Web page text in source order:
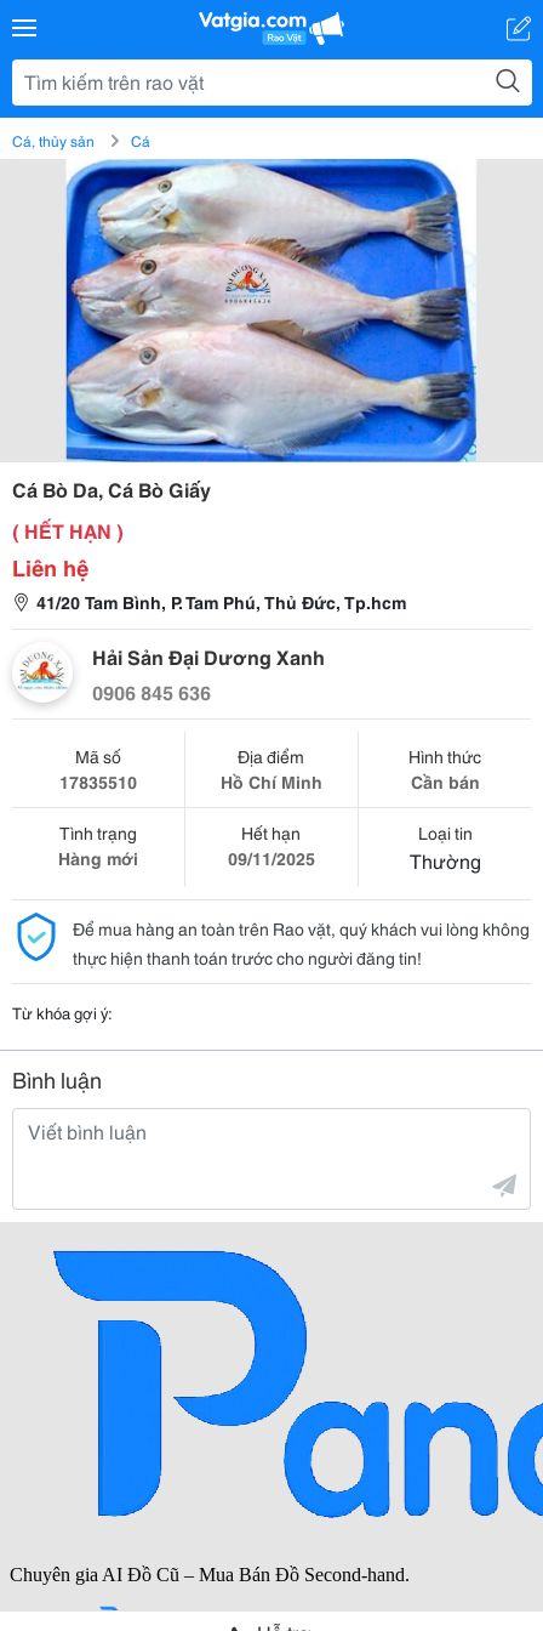
Cá, thủy sản Cá
Cá Bò Da, Cá Bò Giấy
( HẾT HẠN )
Liên hệ
41/20 Tam Bình, P. Tam Phú, Thủ Đức, Tp.hcm
Hải Sản Đại Dương Xanh
0906 845 636
Mã số
17835510
Địa điểm
Hồ Chí Minh
Hình thức
Cần bán
Tình trạng
Hàng mới
Hết hạn
09/11/2025
Loại tin
Thường
Để mua hàng an toàn trên Rao vặt, quý khách vui lòng không
thực hiện thanh toán trước cho người đăng tin!
Từ khóa gợi ý:
Bình luận